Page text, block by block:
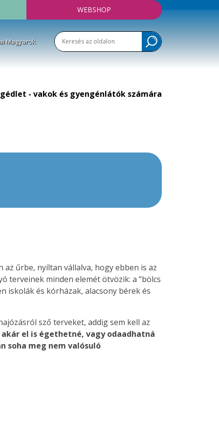
WEBSHOP
Magyarok
- vakok és gyengénlátók számára
űrbe, nyíltan vállalva, hogy ebben is az
minden elemét ötvözik: a “bölcs
iskolák és kórházak, alacsony bérek és
sző terveket, addig sem kell az
el is égethetné, vagy odaadhatná
soha meg nem valósuló